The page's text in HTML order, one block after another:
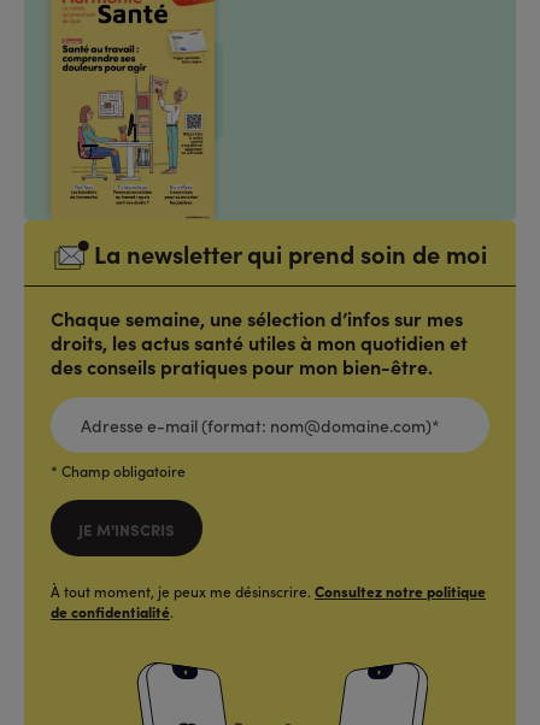
La newsletter qui prend soin de moi
Chaque semaine, une sélection d’infos sur mes
droits, les actus santé utiles à mon quotidien et
des conseils pratiques pour mon bien-être.
ADRESSE
E-
MAIL
(FORMAT:
NOM@DOMAINE.COM)*
* Champ obligatoire
JE M'INSCRIS
À tout moment, je peux me désinscrire. Consultez notre politique
de confidentialité.